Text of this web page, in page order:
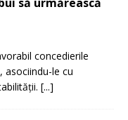
concedierile
asociindu-le cu
[...]